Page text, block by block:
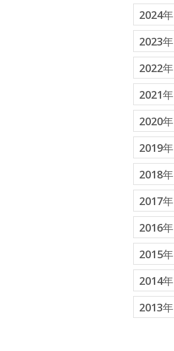
2024年
2023年
2022年
2021年
2020年
2019年
2018年
2017年
2016年
2015年
2014年
2013年